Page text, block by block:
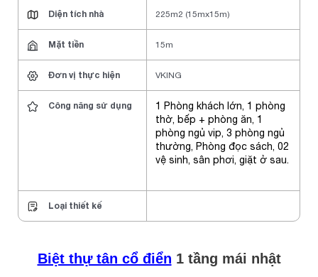
Diện tích nhà 225m2 (15mx15m)
Mặt tiền 15m
Đơn vị thực hiện VKING
Công năng sử dụng 1 Phòng khách lớn, 1 phòng
thờ, bếp + phòng ăn, 1
phòng ngủ vip, 3 phòng ngủ
thường, Phòng đọc sách, 02
vệ sinh, sân phơi, giặt ở sau.
Loại thiết kế
Biệt thự tân cổ điển 1 tầng mái nhật